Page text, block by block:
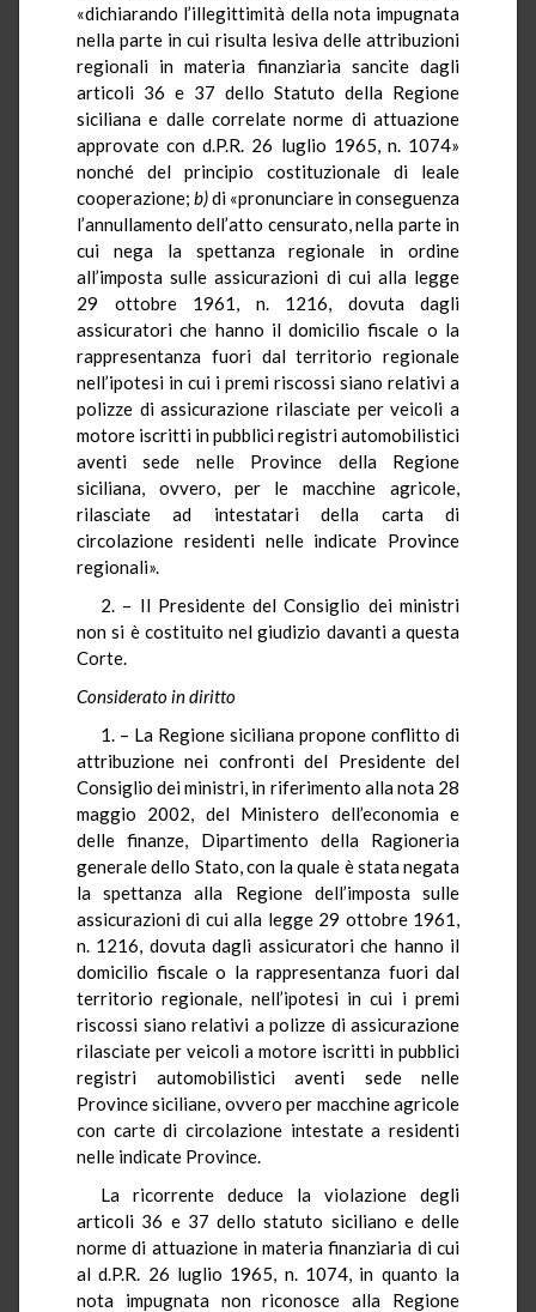
«dichiarando l’illegittimità della nota impugnata
nella parte in cui risulta lesiva delle attribuzioni
regionali in materia finanziaria sancite dagli
articoli 36 e 37 dello Statuto della Regione
siciliana e dalle correlate norme di attuazione
approvate con d.P.R. 26 luglio 1965, n. 1074»
nonché del principio costituzionale di leale
cooperazione; b)di «pronunciare in conseguenza
l’annullamento dell’atto censurato, nella parte in
cui nega la spettanza regionale in ordine
all’imposta sulle assicurazioni di cui alla legge
29 ottobre 1961, n. 1216, dovuta dagli
assicuratori che hanno il domicilio fiscale o la
rappresentanza fuori dal territorio regionale
nell’ipotesi in cui i premi riscossi siano relativi a
polizze di assicurazione rilasciate per veicoli a
motore iscritti in pubblici registri automobilistici
aventi sede nelle Province della Regione
siciliana, ovvero, per le macchine agricole,
rilasciate ad intestatari della carta di
circolazione residenti nelle indicate Province
regionali».
2. – Il Presidente del Consiglio dei ministri
non si è costituito nel giudizio davanti a questa
Corte.
Considerato in diritto
1. – La Regione siciliana propone conflitto di
attribuzione nei confronti del Presidente del
Consiglio dei ministri, in riferimento alla nota 28
maggio 2002, del Ministero dell’economia e
delle finanze, Dipartimento della Ragioneria
generale dello Stato, con la quale è stata negata
la spettanza alla Regione dell’imposta sulle
assicurazioni di cui alla legge 29 ottobre 1961,
n. 1216, dovuta dagli assicuratori che hanno il
domicilio fiscale o la rappresentanza fuori dal
territorio regionale, nell’ipotesi in cui i premi
riscossi siano relativi a polizze di assicurazione
rilasciate per veicoli a motore iscritti in pubblici
registri automobilistici aventi sede nelle
Province siciliane, ovvero per macchine agricole
con carte di circolazione intestate a residenti
nelle indicate Province.
La ricorrente deduce la violazione degli
articoli 36 e 37 dello statuto siciliano e delle
norme di attuazione in materia finanziaria di cui
al d.P.R. 26 luglio 1965, n. 1074, in quanto la
nota impugnata non riconosce alla Regione